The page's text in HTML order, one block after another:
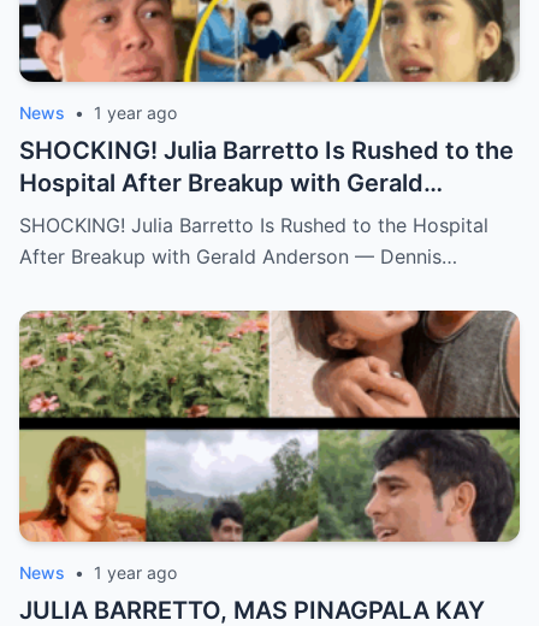
News • 1 year ago
SHOCKING! Julia Barretto Is Rushed to the
Hospital After Breakup with Gerald
Anderson — Dennis Padilla Finally Breaks
His Silence!
SHOCKING! Julia Barretto Is Rushed to the Hospital
After Breakup with Gerald Anderson — Dennis…
News • 1 year ago
JULIA BARRETTO, MAS PINAGPALA KAY